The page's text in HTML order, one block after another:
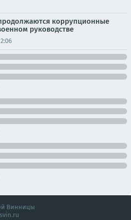
коррупционные
руководстве
Винницы